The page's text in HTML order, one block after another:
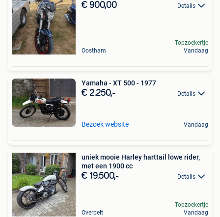
€ 900,00 Details
Oostham
Topzoekertje
Vandaag
Yamaha - XT 500 - 1977
€ 2.250,- Details
Bezoek website Vandaag
uniek mooie Harley harttail lowe rider,
met een 1900 cc
€ 19.500,- Details
Overpelt
Topzoekertje
Vandaag